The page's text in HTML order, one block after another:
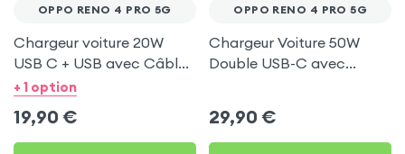
OPPO RENO 4 PRO 5G
Chargeur voiture 20W
USB C + USB avec Câble
type C Swissten pour
+ 1 option
19,90 €
OPPO RENO 4 PRO 5G
Chargeur Voiture 50W
Double USB-C avec
29,90 €